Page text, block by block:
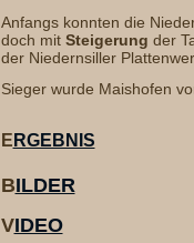
Anfangs konnten die
doch mit Steigerung der
der Niedernsiller
Sieger wurde Maishofen
E RGEBNIS
BILDER
VIDEO